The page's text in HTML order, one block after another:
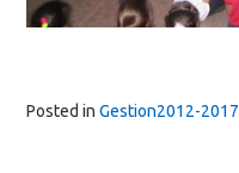
Posted in Gestion2012-2017